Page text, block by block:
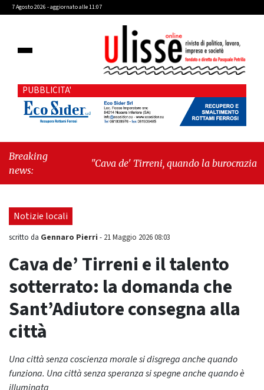
7 Agosto 2026 - aggiornato alle 11:07
PUBBLICITA'
Breaking
news:
"Cava de' Tirreni, quando la burocrazia
Notizie locali
scritto da Gennaro Pierri - 21 Maggio 2026 08:03
Cava de’ Tirreni e il talento
sotterrato: la domanda che
Sant’Adiutore consegna alla
città
Una città senza coscienza morale si disgrega anche quando
funziona. Una città senza speranza si spegne anche quando è